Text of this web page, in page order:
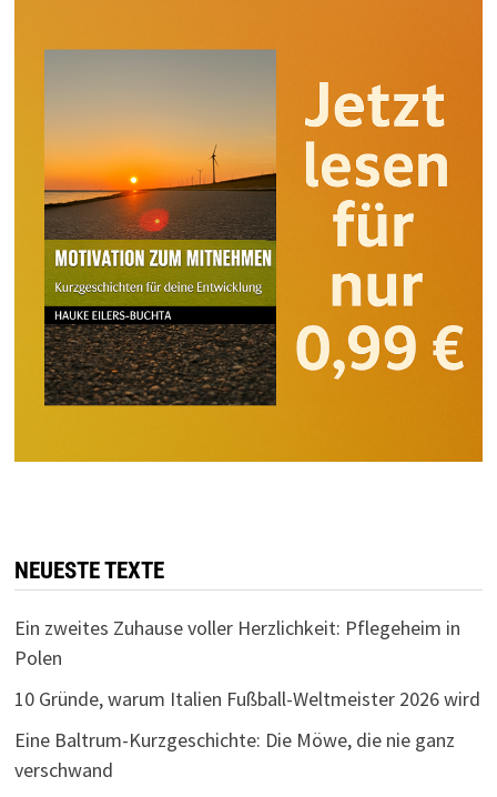
NEUESTE TEXTE
Ein zweites Zuhause voller Herzlichkeit: Pflegeheim in
Polen
10 Gründe, warum Italien Fußball-Weltmeister 2026 wird
Eine Baltrum-Kurzgeschichte: Die Möwe, die nie ganz
verschwand